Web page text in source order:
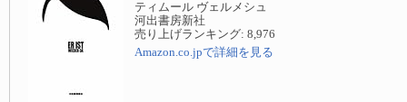
ティムール ヴェルメシュ
河出書房新社
売り上げランキング: 8,976
Amazon.co.jpで詳細を見る